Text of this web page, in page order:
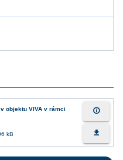
objektu VIVA v rámci
kB
info_outline
file_download